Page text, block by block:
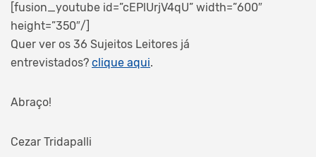
[fusion_youtube id=”cEPlUrjV4qU” width=”600″
height=”350″/]
Quer ver os 36 Sujeitos Leitores já
entrevistados? clique aqui.
Abraço!
Cezar Tridapalli